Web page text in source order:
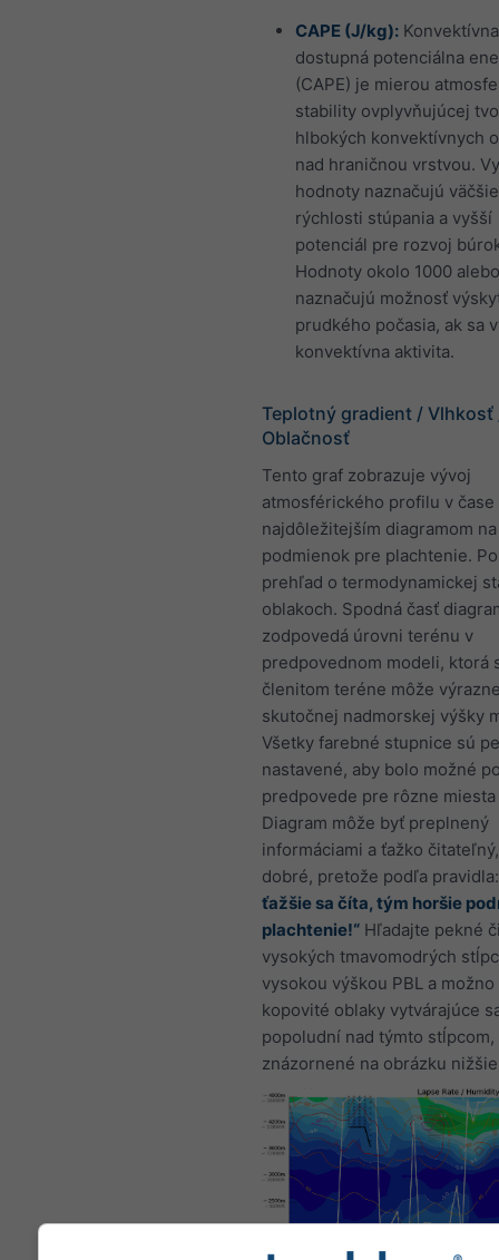
CAPE (J/kg): Konvektívna
dostupná potenciálna
(CAPE) je mierou
stability ovplyvňujúcej
hlbokých konvektívnych
nad hraničnou vrstvou.
hodnoty naznačujú väčšie
rýchlosti stúpania a vyšší
potenciál pre rozvoj
Hodnoty okolo 1000
naznačujú možnosť
prudkého počasia, ak sa
konvektívna aktivita.
Teplotný gradient / Vlhkosť
Oblačnosť
Tento graf zobrazuje vývoj
atmosférického profilu v čase
najdôležitejším diagramom
podmienok pre plachtenie.
prehľad o termodynamickej
oblakoch. Spodná časť
zodpovedá úrovni terénu v
predpovednom modeli, ktorá
členitom teréne môže
skutočnej nadmorskej výšky
Všetky farebné stupnice sú
nastavené, aby bolo možné
predpovede pre rôzne miesta
Diagram môže byť preplnený
informáciami a ťažko
dobré, pretože podľa
ťažšie sa číta, tým horšie
plachtenie!“ Hľadajte pekné
vysokých tmavomodrých
vysokou výškou PBL a možno
kopovité oblaky vytvárajúce
popoludní nad týmto stĺpcom,
znázornené na obrázku